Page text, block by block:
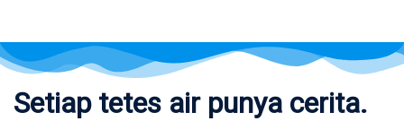
Setiap tetes air punya cerita.